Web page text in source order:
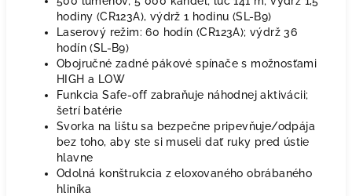
hodiny (CR123A), výdrž 1 hodinu (SL-B9)
Laserový režim: 60 hodín (CR123A); výdrž 36
hodín (SL-B9)
Obojručné zadné pákové spínače s možnosťami
HIGH a LOW
Funkcia Safe-off zabraňuje náhodnej aktivácii;
šetrí batérie
Svorka na lištu sa bezpečne pripevňuje/odpája
bez toho, aby ste si museli dať ruky pred ústie
hlavne
Odolná konštrukcia z eloxovaného obrábaného
hliníka